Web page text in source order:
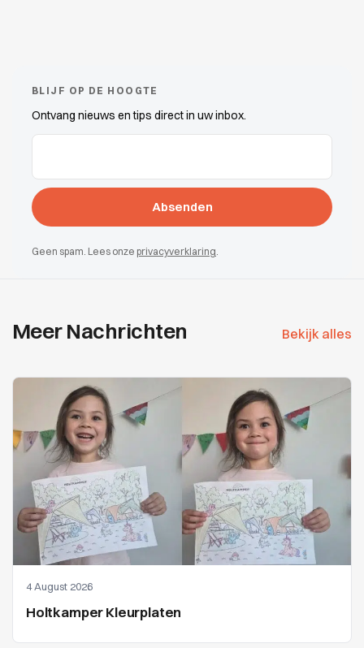
BLIJF OP DE HOOGTE
Ontvang nieuws en tips direct in uw inbox.
E-Mail-Adressen
Geen spam. Lees onze privacyverklaring
Meer Nachrichten Bekijk alles
4 August 2026
Holtkamper Kleurplaten